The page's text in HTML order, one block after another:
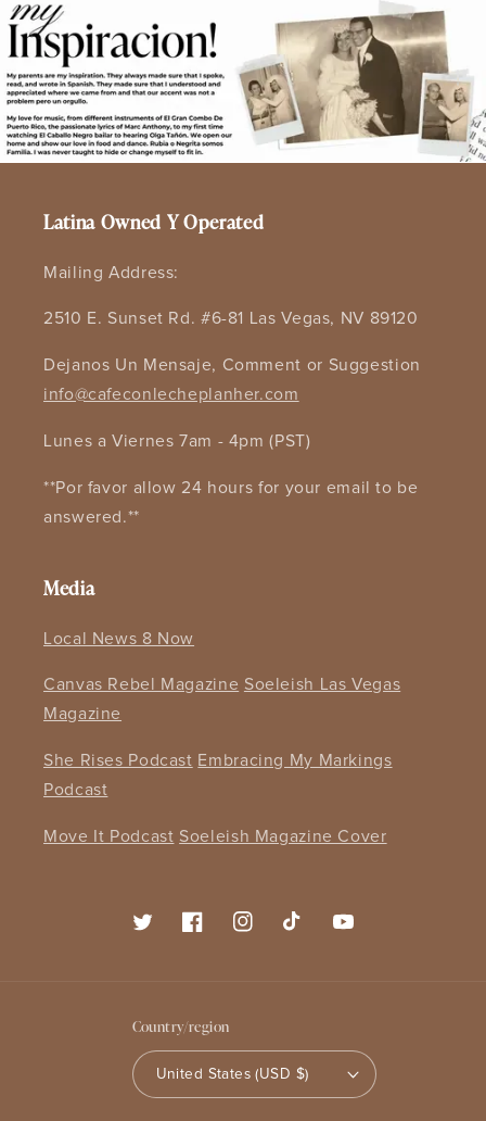
Latina Owned Y Operated
Mailing Address:
2510 E. Sunset Rd. #6-81 Las Vegas, NV 89120
Dejanos Un Mensaje, Comment or Suggestion
info@cafeconlecheplanher.com
Lunes a Viernes 7am - 4pm (PST)
**Por favor allow 24 hours for your email to be
answered.**
Media
Local News 8 Now
Canvas Rebel Magazine Soeleish Las Vegas
Magazine
She Rises Podcast Embracing My Markings
Podcast
Move It Podcast Soeleish Magazine Cover
Twitter FacebookInstagramTikTok YouTube
Country/region
United States (USD $)